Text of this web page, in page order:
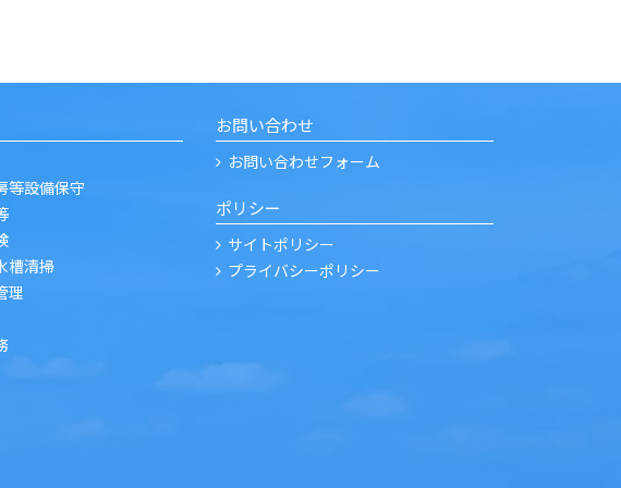
等設備保守
槽清掃
理
お問い合わせ
お問い合わせフォーム
ポリシー
サイトポリシー
プライバシーポリシー